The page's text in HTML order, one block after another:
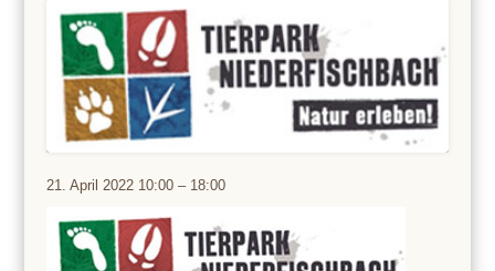
Tierpark
21. April 2022 10:00 – 18:00